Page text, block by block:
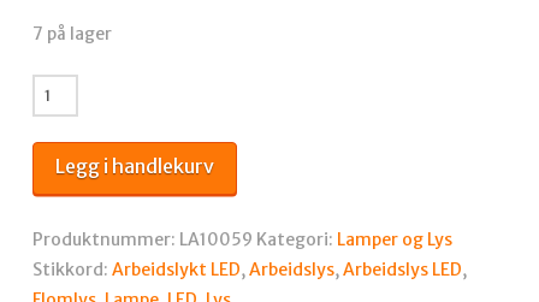
7 på lager
Arbeidslykt
LED,
36W,
2760
oval,
10/30V,
Legg i handlekurv
Produktnummer: LA10059 Kategori: Lamper og Lys
Stikkord: Arbeidslykt LED,Arbeidslys,Arbeidslys LED,